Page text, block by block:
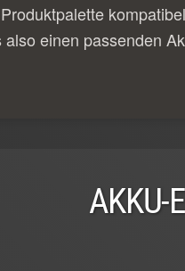
einen passenden
AKKU-